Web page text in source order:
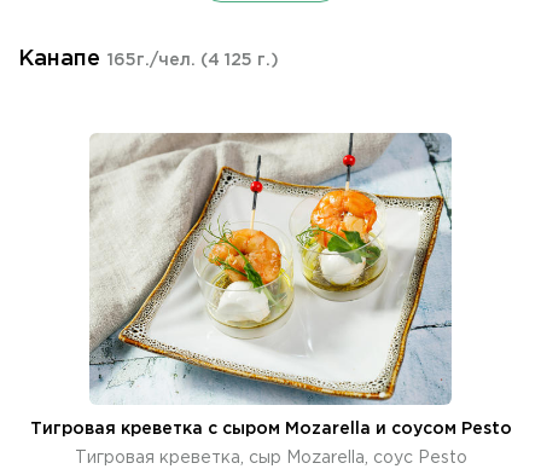
Канапе 165г./чел. (4 125 г.)
Тигровая креветка с сыром Mozarella и соусом Pesto
Тигровая креветка, сыр Mozarella, соус Pesto